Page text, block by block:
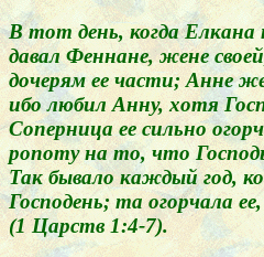
В тот день, когда Елкана
давал Феннане, жене
дочерям ее части; Анне
ибо любил Анну, хотя
Соперница ее сильно
ропоту на то, что
Так бывало каждый год,
Господень; та огорчала
(1 Царств 1:4-7).